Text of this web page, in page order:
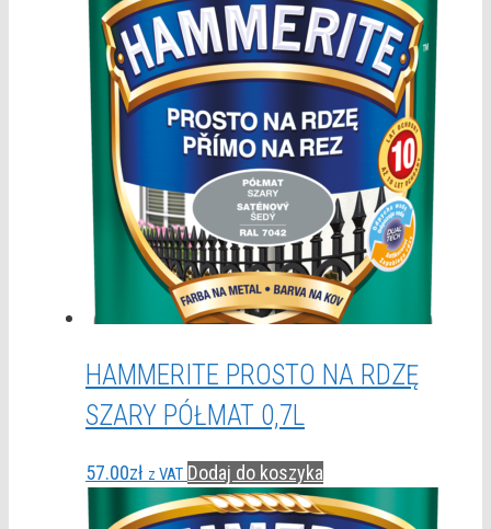
HAMMERITE PROSTO NA RDZĘ
SZARY PÓŁMAT 0,7L
57.00zł z VAT Dodaj do koszyka